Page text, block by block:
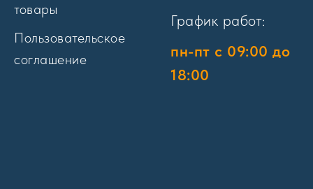
товары
Пользовательское
соглашение
График работ:
пн-пт с 09:00 до
18:00